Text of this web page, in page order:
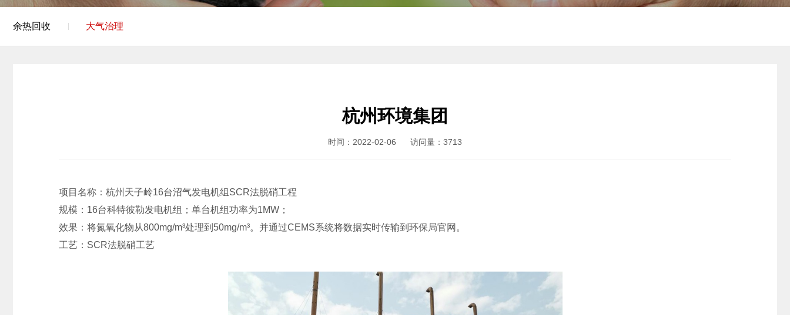
余热回收 大气治理
杭州环境集团
时间：2022-02-06 访问量：3713
项目名称：杭州天子岭16台沼气发电机组SCR法脱硝工程
规模：16台科特彼勒发电机组；单台机组功率为1MW；
效果：将氮氧化物从800mg/m³处理到50mg/m³。并通过CEMS系统将数据实时传输到环保局官网。
工艺：SCR法脱硝工艺